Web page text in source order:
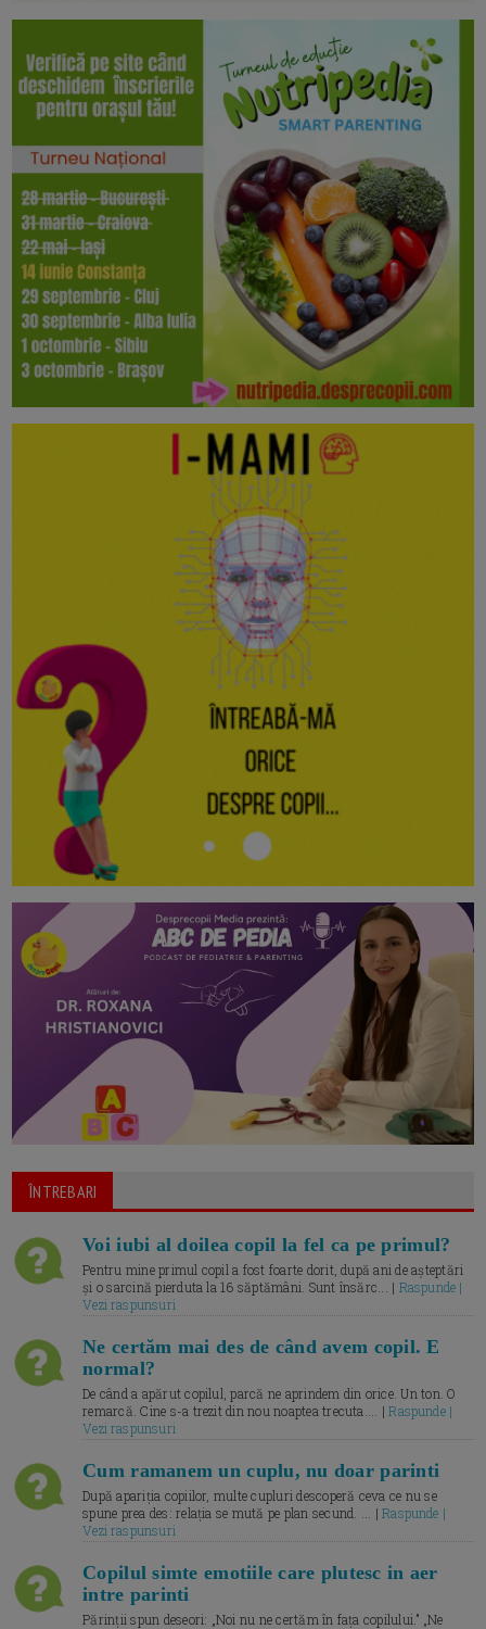
ÎNTREBARI
Voi iubi al doilea copil la fel ca pe primul?
Pentru mine primul copil a fost foarte dorit, după ani de așteptări
și o sarcină pierduta la 16 săptămâni. Sunt însărc... | Raspunde |
Vezi raspunsuri
Ne certăm mai des de când avem copil. E
normal?
De când a apărut copilul, parcă ne aprindem din orice. Un ton. O
remarcă. Cine s-a trezit din nou noaptea trecuta.... |Raspunde |
Vezi raspunsuri
Cum ramanem un cuplu, nu doar parinti
După apariția copiilor, multe cupluri descoperă ceva ce nu se
spune prea des: relația se mută pe plan secund. ... |Raspunde |
Vezi raspunsuri
Copilul simte emotiile care plutesc in aer
intre parinti
Părinții spun deseori: „Noi nu ne certăm în fața copilului.” „Ne